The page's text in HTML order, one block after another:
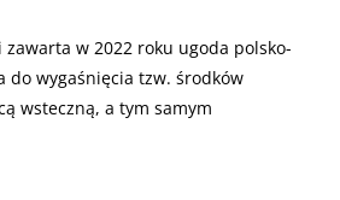
w 2022 roku ugoda polsko-
do wygaśnięcia tzw. środków
wsteczną, a tym samym